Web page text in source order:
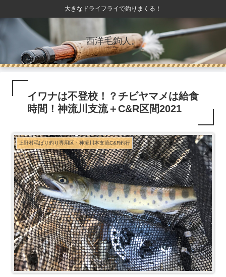
大きなドライフライで釣りまくる！
西洋毛鉤人。
イワナは不登校！？チビヤマメは給食
時間！神流川支流＋C&R区間2021
上野村毛ばり釣り専用区・神流川本支流C&R釣行